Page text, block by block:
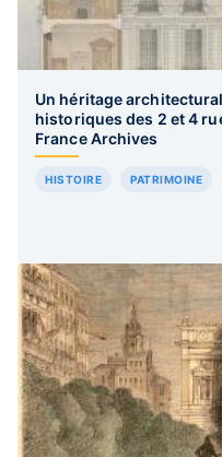
Un héritage
historiques des 2 et 4
France Archives
HISTOIRE PATRIMOINE